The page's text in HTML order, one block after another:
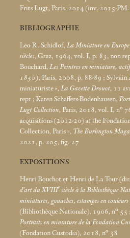
Frits Lugt, Paris, 2014 (inv. 2015-
BIBLIOGRAPHIE
Leo R. Schidlof, La Miniature en
siècles, Graz, 1964, vol. I, p. 83, non
Bouchard, Les Peintres en miniature,
1850), Paris, 2008, p. 88-89 ; Sylvain
miniaturiste», La Gazette Drouot, 11
repr ; Karen Schaffers-Bodenhausen,
Lugt Collection, Paris, 2018, vol. I, n°
acquisitions (2012-20) at the
Collection, Paris», The Burlington
2021, p. 205, fig. 27
EXPOSITIONS
Henri Bouchot et Henri de La Tour
d’art du XVIIIe siècle à la Bibliothèque
miniatures, gouaches, estampes en
(Bibliothèque Nationale), 1906, n° 55
Portraits en miniature de la Fondation
(Fondation Custodia), 2018, n° 38